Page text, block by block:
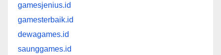
gamesjenius.id
gamesterbaik.id
dewagames.id
saunggames.id